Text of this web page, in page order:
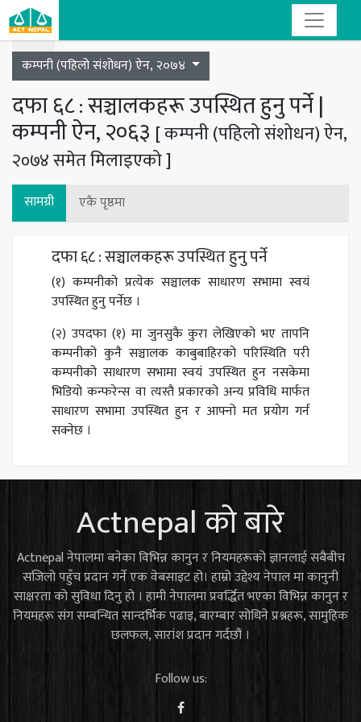
Toggle navigation
कम्पनी (पहिलो संशोधन) ऐन, २०७४
दफा ६८ : सञ्चालकहरू उपस्थित हुनु पर्ने |
कम्पनी ऐन, २०६३ [ कम्पनी (पहिलो संशोधन) ऐन,
२०७४ समेत मिलाइएको ]
सामग्री एकै पृष्ठमा
दफा ६८ : सञ्चालकहरू उपस्थित हुनु पर्ने
(१) कम्पनीको प्रत्येक सञ्चालक साधारण सभामा स्वयं
उपस्थित हुनु पर्नेछ ।
(२) उपदफा (१) मा जुनसुकै कुरा लेखिएको भए तापनि
कम्पनीको कुनै सञ्चालक काबुबाहिरको परिस्थिति परी
कम्पनीको साधारण सभामा स्वयं उपस्थित हुन नसकेमा
भिडियो कन्फरेन्स वा त्यस्तै प्रकारको अन्य प्रविधि मार्फत
साधारण सभामा उपस्थित हुन र आफ्नो मत प्रयोग गर्न
सक्नेछ ।
Actnepal को बारे
Actnepal नेपालमा बनेका विभिन्न कानुन र नियमहरूको ज्ञानलाई सबैबीच
सजिलो पहुँच प्रदान गर्ने एक वेबसाइट हो। हाम्रो उद्देश्य नेपाल मा कानुनी
साक्षरता को सुविधा दिनु हो । हामी नेपालमा प्रवर्द्धित भएका विभिन्न कानुन र
नियमहरू संग सम्बन्धित सान्दर्भिक पढाइ, बारम्बार सोधिने प्रश्नहरू, सामुहिक
छलफल, सारांश प्रदान गर्दछौं ।
Follow us: